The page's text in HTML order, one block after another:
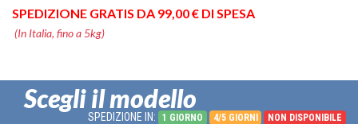
SPEDIZIONE GRATIS DA 99,00 € DI SPESA
(In Italia, fino a 5kg)
Scegli il modello
SPEDIZIONE IN: 1 GIORNO 4/5 GIORNI NON DISPONIBILE